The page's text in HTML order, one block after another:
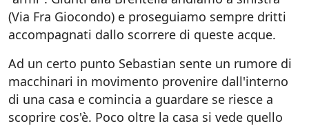
(Via Fra Giocondo) e proseguiamo sempre dritti
accompagnati dallo scorrere di queste acque.
Ad un certo punto Sebastian sente un rumore di
macchinari in movimento provenire dall'interno
di una casa e comincia a guardare se riesce a
scoprire cos'è. Poco oltre la casa si vede quello